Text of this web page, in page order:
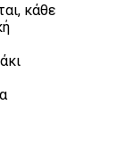
κάθε